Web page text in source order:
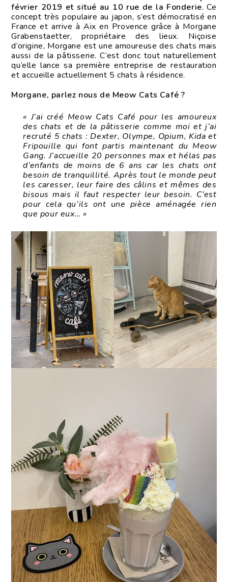
février 2019 et situé au 10 rue de la Fonderie. Ce
concept très populaire au japon, s’est démocratisé en
France et arrive à Aix en Provence grâce à Morgane
Grabenstaetter, propriétaire des lieux. Niçoise
d’origine, Morgane est une amoureuse des chats mais
aussi de la pâtisserie. C’est donc tout naturellement
qu’elle lance sa première entreprise de restauration
et accueille actuellement 5 chats à résidence.
Morgane, parlez nous de Meow Cats Café ?
« J’ai créé Meow Cats Café pour les amoureux
des chats et de la pâtisserie comme moi et j’ai
recruté 5 chats : Dexter, Olympe, Opium, Kida et
Fripouille qui font partis maintenant du Meow
Gang. J’accueille 20 personnes max et hélas pas
d’enfants de moins de 6 ans car les chats ont
besoin de tranquillité. Après tout le monde peut
les caresser, leur faire des câlins et mêmes des
bisous mais il faut respecter leur besoin. C’est
pour cela qu’ils ont une pièce aménagée rien
que pour eux… »